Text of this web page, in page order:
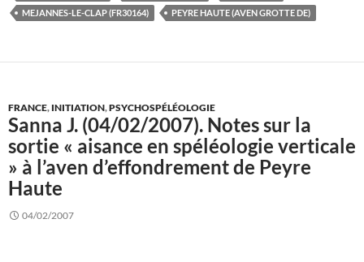
MEJANNES-LE-CLAP (FR30164)
PEYRE HAUTE (AVEN GROTTE DE)
FRANCE, INITIATION,PSYCHOSPÉLÉOLOGIE
Sanna J. (04/02/2007). Notes sur la
sortie « aisance en spéléologie verticale
» à l’aven d’effondrement de Peyre
Haute
04/02/2007